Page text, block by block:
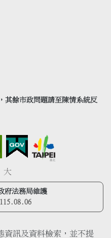
其餘市政問題請至陳情系統反
大
府法務局維護
115.08.06
資訊及資料檢索，並不提